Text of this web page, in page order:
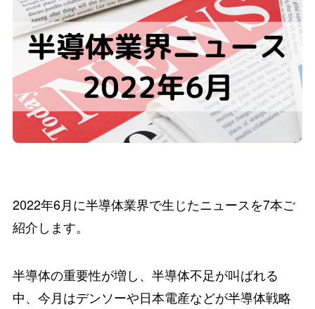
2022年6月に半導体業界で生じたニュースを7本ご
紹介します。
半導体の重要性が増し、半導体不足が叫ばれる
中、今月はデンソーや日本電産などが半導体戦略